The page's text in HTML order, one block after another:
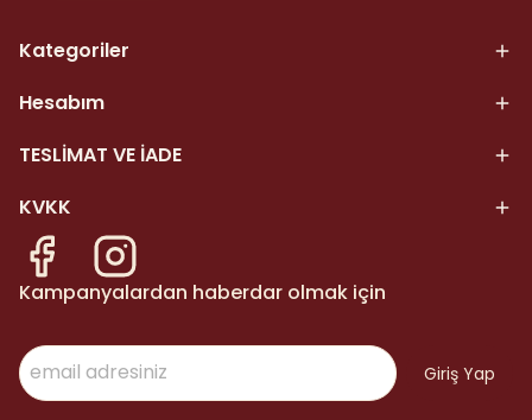
Kategoriler
Hesabım
TESLİMAT VE İADE
KVKK
Kampanyalardan haberdar olmak için
Giriş Yap